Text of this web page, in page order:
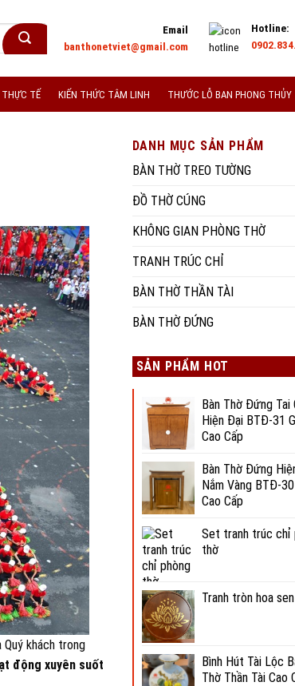
Email
banthonetviet@gmail.com
Hotline:
THỰC TẾ KIẾN THỨC TÂM LINH THƯỚC LỖ BAN PHONG THỦY
khách trong
động xuyên suốt
DANH MỤC SẢN PHẨM
BÀN THỜ TREO TƯỜNG
ĐỒ THỜ CÚNG
KHÔNG GIAN PHÒNG THỜ
TRANH TRÚC CHỈ
BÀN THỜ THẦN TÀI
BÀN THỜ ĐỨNG
SẢN PHẨM HOT
Bàn Thờ Đứng Tai
Hiện Đại BTĐ-31
Cao Cấp
Bàn Thờ Đứng
Nắm Vàng BTĐ-
Cao Cấp
Set tranh trúc chỉ
thờ
Tranh tròn hoa
Bình Hút Tài Lộc
Thờ Thần Tài Cao